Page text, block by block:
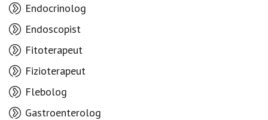
Endocrinolog
Endoscopist
Fitoterapeut
Fizioterapeut
Flebolog
Gastroenterolog